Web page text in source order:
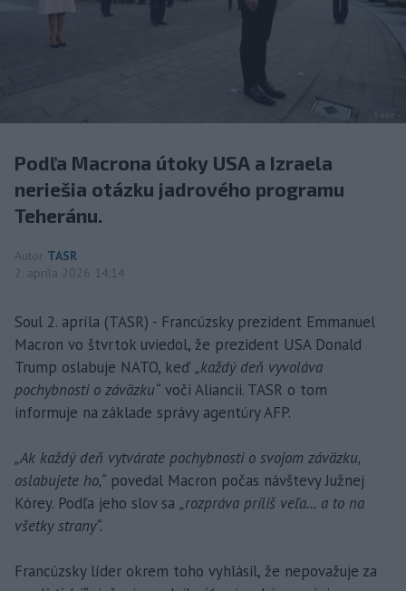
Podľa Macrona útoky USA a Izraela
neriešia otázku jadrového programu
Teheránu.
Autor TASR
2. apríla 2026 14:14
Soul 2. apríla (TASR) - Francúzsky prezident Emmanuel
Macron vo štvrtok uviedol, že prezident USA Donald
Trump oslabuje NATO, keď „každý deň vyvoláva
pochybnosti o záväzku“ voči Aliancii. TASR o tom
informuje na základe správy agentúry AFP.
„Ak každý deň vytvárate pochybnosti o svojom záväzku,
oslabujete ho,“ povedal Macron počas návštevy Južnej
Kórey. Podľa jeho slov sa „rozpráva príliš veľa... a to na
všetky strany“.
Francúzsky líder okrem toho vyhlásil, že nepovažuje za